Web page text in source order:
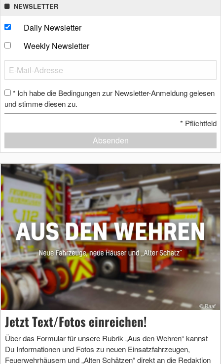
NEWSLETTER
Daily Newsletter
Weekly Newsletter
* Ich habe die Bedingungen zur Newsletter-Anmeldung gelesen
und stimme diesen zu.
* Pflichtfeld
Absenden
Jetzt Text/Fotos einreichen!
Über das Formular für unsere Rubrik „Aus den Wehren“ kannst
Du Informationen und Fotos zu neuen Einsatzfahrzeugen,
Feuerwehrhäusern und „Alten Schätzen“ direkt an die Redaktion